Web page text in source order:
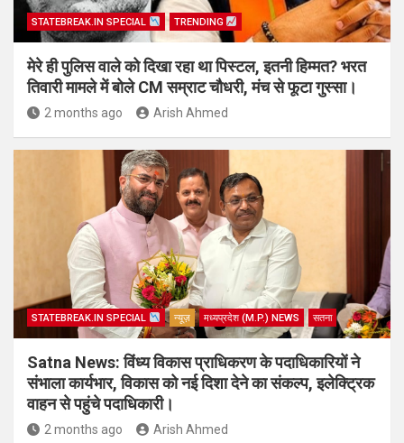
STATEBREAK.IN SPECIAL TRENDING
मेरे ही पुलिस वाले को दिखा रहा था पिस्टल, इतनी हिम्मत? भरत
तिवारी मामले में बोले CM सम्राट चौधरी, मंच से फूटा गुस्सा।
2 months ago Arish Ahmed
STATEBREAK.IN SPECIAL न्यूज़ मध्यप्रदेश (M.P.) NEWS सतना
Satna News: विंध्य विकास प्राधिकरण के पदाधिकारियों ने
संभाला कार्यभार, विकास को नई दिशा देने का संकल्प, इलेक्ट्रिक
वाहन से पहुंचे पदाधिकारी।
2 months ago Arish Ahmed